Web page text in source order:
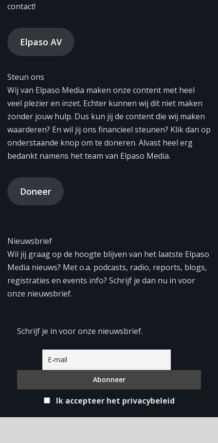
contact!
Elpaso AV
Steun ons
Wij van Elpaso Media maken onze content met heel
veel plezier en inzet. Echter kunnen wij dit niet maken
zonder jouw hulp. Dus kun jij de content die wij maken
waarderen? En wil jij ons financieel steunen? Klik dan op
onderstaande knop om te doneren. Alvast heel erg
bedankt namens het team van Elpaso Media.
Doneer
Nieuwsbrief
Wil jij graag op de hoogte blijven van het laatste Elpaso
Media nieuws? Met o.a. podcasts, radio, reports, blogs,
registraties en events info? Schrijf je dan nu in voor
onze nieuwsbrief.
Schrijf je in voor onze nieuwsbrief.
Ik accepteer het privacybeleid